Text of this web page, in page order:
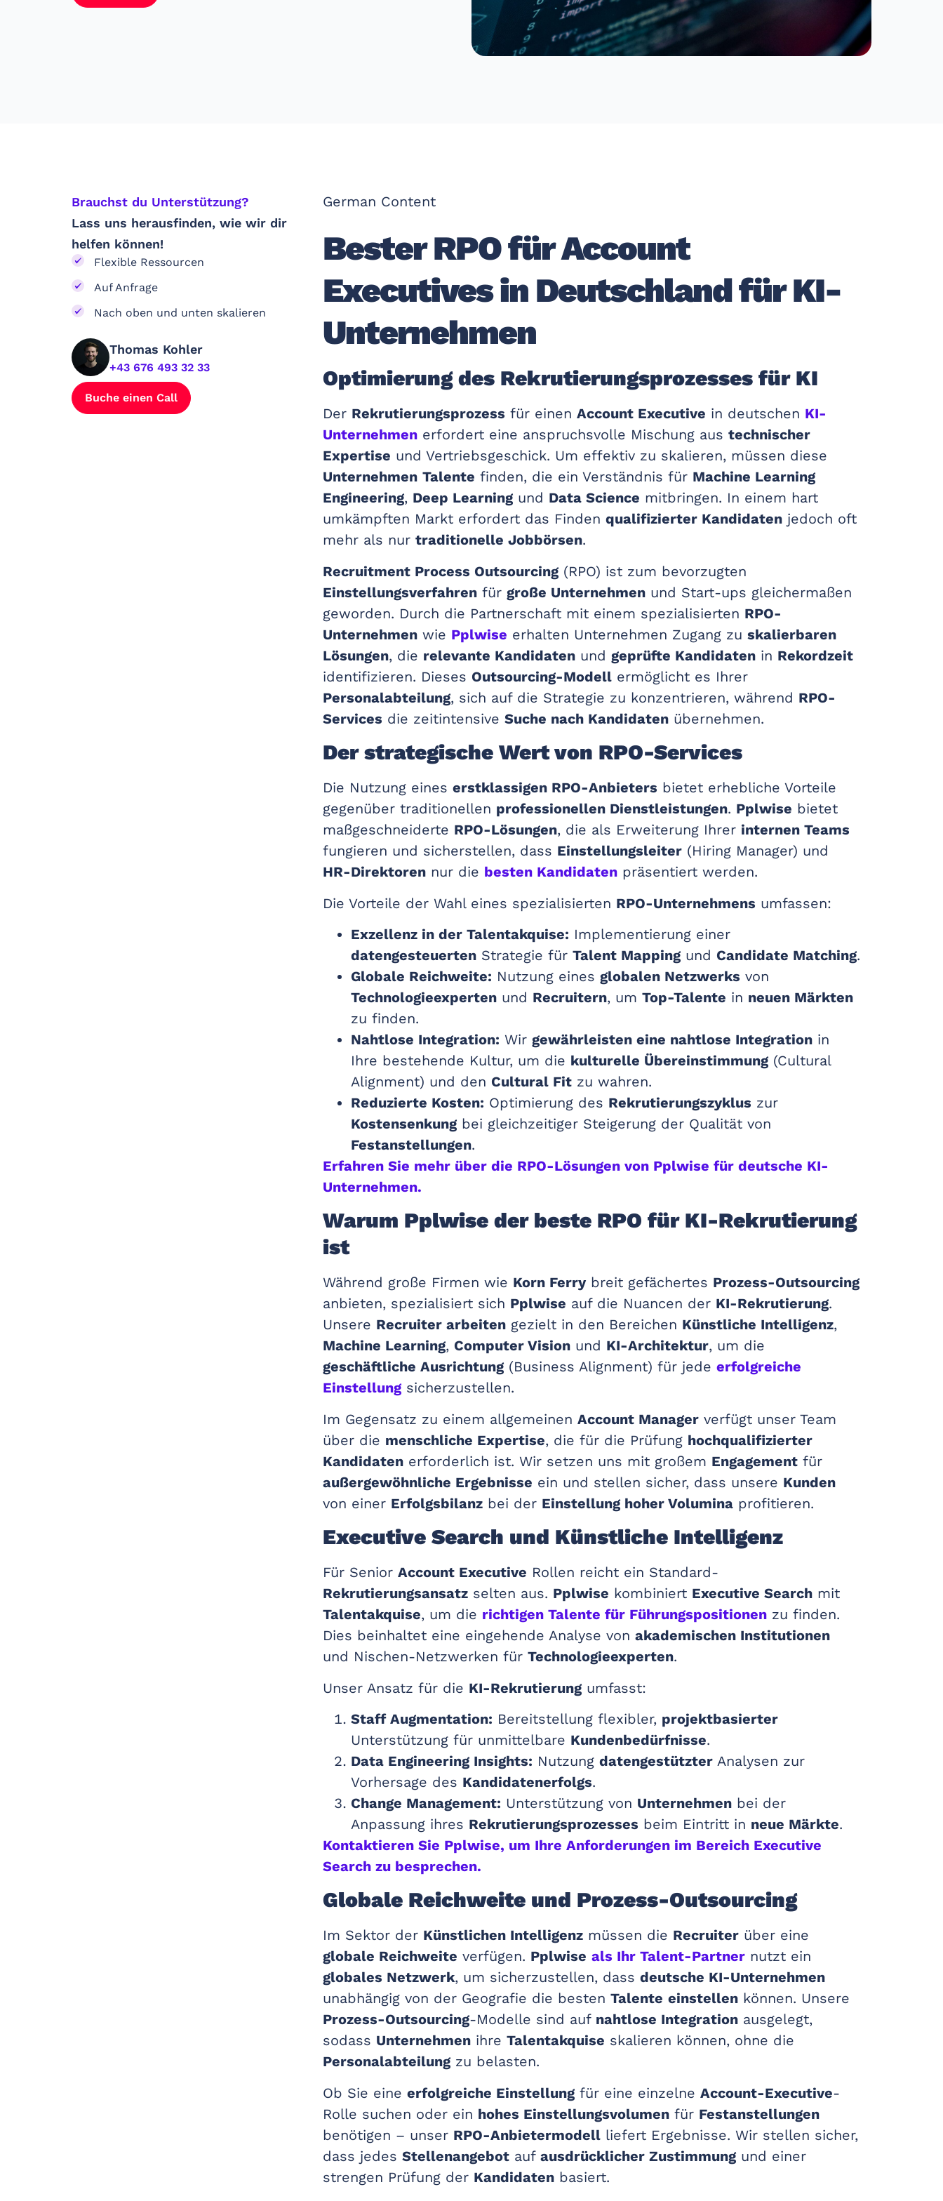
Brauchst du Unterstützung? ​
Lass uns herausfinden, wie wir dir
helfen können!
Flexible Ressourcen
Auf Anfrage
Nach oben und unten skalieren
Thomas Kohler
+43 676 493 32 33
Buche einen Call
German Content
Bester RPO für Account
Executives in Deutschland für KI-
Unternehmen
Optimierung des Rekrutierungsprozesses für KI
Der Rekrutierungsprozess für einen Account Executive in deutschen KI-
Unternehmen erfordert eine anspruchsvolle Mischung aus technischer
Expertise und Vertriebsgeschick. Um effektiv zu skalieren, müssen diese
Unternehmen Talente finden, die ein Verständnis für Machine Learning
Engineering, Deep Learning und Data Science mitbringen. In einem hart
umkämpften Markt erfordert das Finden qualifizierter Kandidaten jedoch oft
mehr als nur traditionelle Jobbörsen.
Recruitment Process Outsourcing (RPO) ist zum bevorzugten
Einstellungsverfahren für große Unternehmen und Start-ups gleichermaßen
geworden. Durch die Partnerschaft mit einem spezialisierten RPO-
Unternehmen wie Pplwise erhalten Unternehmen Zugang zu skalierbaren
Lösungen, die relevante Kandidaten und geprüfte Kandidaten in Rekordzeit
identifizieren. Dieses Outsourcing-Modell ermöglicht es Ihrer
Personalabteilung, sich auf die Strategie zu konzentrieren, während RPO-
Services die zeitintensive Suche nach Kandidaten übernehmen.
Der strategische Wert von RPO-Services
Die Nutzung eines erstklassigen RPO-Anbieters bietet erhebliche Vorteile
gegenüber traditionellen professionellen Dienstleistungen. Pplwise bietet
maßgeschneiderte RPO-Lösungen, die als Erweiterung Ihrer internen Teams
fungieren und sicherstellen, dass Einstellungsleiter (Hiring Manager) und
HR-Direktoren nur die besten Kandidaten präsentiert werden.
Die Vorteile der Wahl eines spezialisierten RPO-Unternehmens umfassen:
Exzellenz in der Talentakquise: Implementierung einer
datengesteuerten Strategie für Talent Mapping und Candidate Matching.
Globale Reichweite: Nutzung eines globalen Netzwerks von
Technologieexperten und Recruitern, um Top-Talente in neuen Märkten
zu finden.
Nahtlose Integration: Wir gewährleisten eine nahtlose Integration in
Ihre bestehende Kultur, um die kulturelle Übereinstimmung (Cultural
Alignment) und den Cultural Fit zu wahren.
Reduzierte Kosten: Optimierung des Rekrutierungszyklus zur
Kostensenkung bei gleichzeitiger Steigerung der Qualität von
Festanstellungen.
Erfahren Sie mehr über die RPO-Lösungen von Pplwise für deutsche KI-
Unternehmen.
Warum Pplwise der beste RPO für KI-Rekrutierung
ist
Während große Firmen wie Korn Ferrybreit gefächertes Prozess-Outsourcing
anbieten, spezialisiert sich Pplwise auf die Nuancen der KI-Rekrutierung.
Unsere Recruiter arbeiten gezielt in den Bereichen Künstliche Intelligenz,
Machine Learning, Computer Vision und KI-Architektur, um die
geschäftliche Ausrichtung (Business Alignment) für jede erfolgreiche
Einstellung sicherzustellen.
Im Gegensatz zu einem allgemeinen Account Manager verfügt unser Team
über die menschliche Expertise, die für die Prüfung hochqualifizierter
Kandidaten erforderlich ist. Wir setzen uns mit großem Engagement für
außergewöhnliche Ergebnisse ein und stellen sicher, dass unsere Kunden
von einer Erfolgsbilanz bei der Einstellung hoher Volumina profitieren.
Executive Search und Künstliche Intelligenz
Für Senior Account Executive Rollen reicht ein Standard-
Rekrutierungsansatz selten aus. Pplwise kombiniert Executive Search mit
Talentakquise, um die richtigen Talente für Führungspositionen zu finden.
Dies beinhaltet eine eingehende Analyse von akademischen Institutionen
und Nischen-Netzwerken für Technologieexperten.
Unser Ansatz für die KI-Rekrutierung umfasst:
Staff Augmentation: Bereitstellung flexibler, projektbasierter
Unterstützung für unmittelbare Kundenbedürfnisse.
Data Engineering Insights: Nutzung datengestützter Analysen zur
Vorhersage des Kandidatenerfolgs.
Change Management: Unterstützung von Unternehmen bei der
Anpassung ihres Rekrutierungsprozesses beim Eintritt in neue Märkte.
Kontaktieren Sie Pplwise, um Ihre Anforderungen im Bereich Executive
Search zu besprechen.
Globale Reichweite und Prozess-Outsourcing
Im Sektor der Künstlichen Intelligenz müssen die Recruiter über eine
globale Reichweite verfügen. Pplwise als Ihr Talent-Partner nutzt ein
globales Netzwerk, um sicherzustellen, dass deutsche KI-Unternehmen
unabhängig von der Geografie die besten Talente einstellen können. Unsere
Prozess-Outsourcing-Modelle sind auf nahtlose Integration ausgelegt,
sodass Unternehmen ihre Talentakquise skalieren können, ohne die
Personalabteilung zu belasten.
Ob Sie eine erfolgreiche Einstellung für eine einzelne Account-Executive-
Rolle suchen oder ein hohes Einstellungsvolumen für Festanstellungen
benötigen – unser RPO-Anbietermodell liefert Ergebnisse. Wir stellen sicher,
dass jedes Stellenangebot auf ausdrücklicher Zustimmung und einer
strengen Prüfung der Kandidaten basiert.